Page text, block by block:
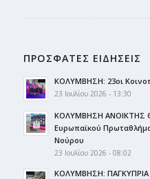
ΠΡΟΣΦΑΤΕΣ ΕΙΔΗΣΕΙΣ
ΚΟΛΥΜΒΗΣΗ: 23οι
23 Ιουλίου 2026 - 13:30
ΚΟΛΥΜΒΗΣΗ ΑΝΟΙΚΤΗΣ
Ευρωπαϊκού
Νούρου
23 Ιουλίου 2026 - 08:02
ΚΟΛΥΜΒΗΣΗ: